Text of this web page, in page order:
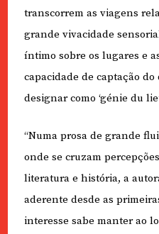
transcorrem as viagens
grande vivacidade
íntimo sobre os lugares e
capacidade de captação
designar como ‘génie du
“Numa prosa de grande
onde se cruzam
literatura e história, a
aderente desde as
interesse sabe manter ao